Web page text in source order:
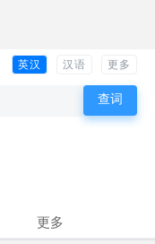
英汉 汉语 更多
更多